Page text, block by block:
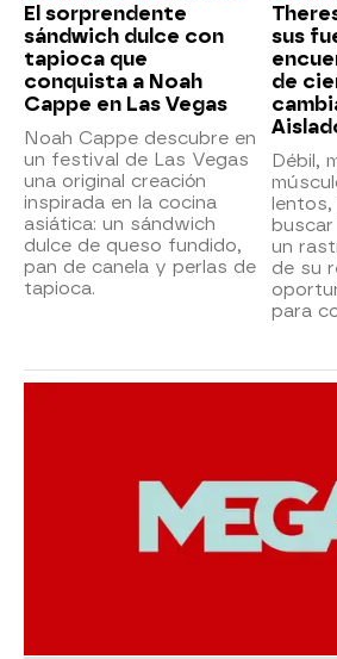
El sorprendente
sándwich dulce con
tapioca que
conquista a Noah
Cappe en Las Vegas
Noah Cappe descubre en
un festival de Las Vegas
una original creación
inspirada en la cocina
asiática: un sándwich
dulce de queso fundido,
pan de canela y perlas de
tapioca.
sus
de
Débil,
lentos,
un
de su
para